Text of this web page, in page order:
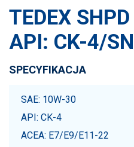
TEDEX
API: CK-4/
SPECYFIKACJA
SAE: 10W-30
API: CK-4
ACEA: E7/E9/E11-22